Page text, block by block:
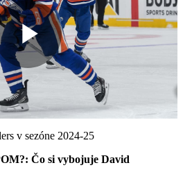
Play
Video
v sezóne 2024-25
Čo si vybojuje David